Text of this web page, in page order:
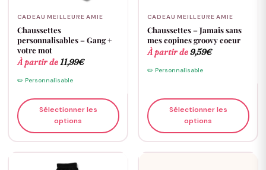
CADEAU MEILLEURE AMIE
Chaussettes
personnalisables – Gang +
votre mot
À partir de11,99€
✏️ Personnalisable
Sélectionner les
options
CADEAU MEILLEURE AMIE
Chaussettes – Jamais sans
mes copines groovy coeur
À partir de9,59€
✏️ Personnalisable
Sélectionner les
options